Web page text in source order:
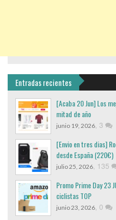
Entradas recientes
[Acaba 20 Jun] Los
mitad de año
junio 19, 2026, 3
[Envio en tres dias]
desde España (220€)
julio 25, 2026, 135
Promo Prime Day 23
ciclistas TOP
junio 23, 2026, 0